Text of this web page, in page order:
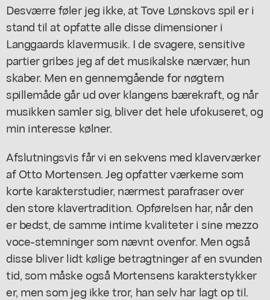
Desværre føler jeg ikke, at Tove Lønskovs spil er i
stand til at opfatte alle disse dimensioner i
Langgaards klavermusik. I de svagere, sensitive
partier gribes jeg af det musikalske nærvær, hun
skaber. Men en gennemgående for nøgtern
spillemåde går ud over klangens bærekraft, og når
musikken samler sig, bliver det hele ufokuseret, og
min interesse kølner.
Afslutningsvis får vi en sekvens med klaverværker
af Otto Mortensen. Jeg opfatter værkerne som
korte karakterstudier, nærmest parafraser over
den store klavertradition. Opførelsen har, når den
er bedst, de samme intime kvaliteter i sine mezzo
voce-stemninger som nævnt ovenfor. Men også
disse bliver lidt kølige betragtninger af en svunden
tid, som måske også Mortensens karakterstykker
er, men som jeg ikke tror, han selv har lagt op til.